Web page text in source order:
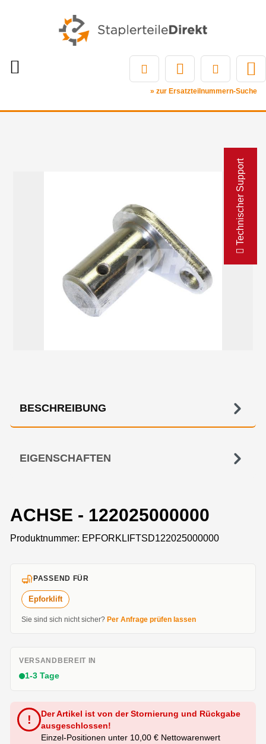
Technischer Support
» zur Ersatzteilnummern-Suche
BESCHREIBUNG
EIGENSCHAFTEN
ACHSE - 122025000000
Produktnummer: EPFORKLIFTSD122025000000
PASSEND FÜR
Epforklift
Sie sind sich nicht sicher? Per Anfrage prüfen lassen
VERSANDBEREIT IN
1-3 Tage
!
Der Artikel ist von der Stornierung und Rückgabe
ausgeschlossen!
Einzel-Positionen unter 10,00 € Nettowarenwert